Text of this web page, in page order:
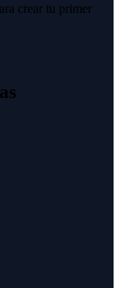
crear tu primer